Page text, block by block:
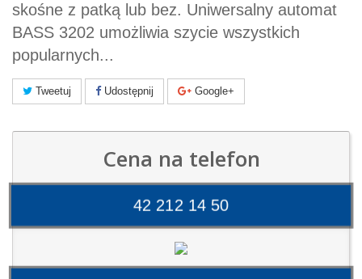
skośne z patką lub bez. Uniwersalny automat
BASS 3202 umożliwia szycie wszystkich
popularnych...
Tweetuj Udostępnij Google+
Cena na telefon
42 212 14 50